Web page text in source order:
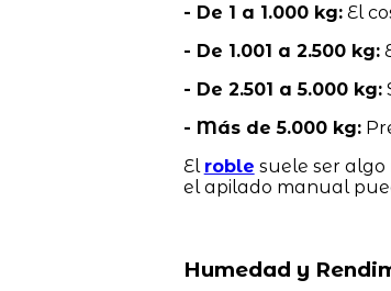
- De 1 a 1.000 kg:El
- De 1.001 a 2.500 kg:
- De 2.501 a 5.000 kg:
- Más de 5.000 kg:
El roble suele ser algo
el apilado manual
Humedad y